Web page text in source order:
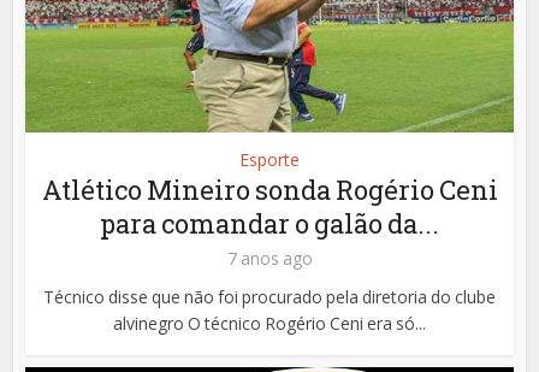
Esporte
Atlético Mineiro sonda Rogério Ceni
para comandar o galão da...
7 anos ago
Técnico disse que não foi procurado pela diretoria do clube
alvinegro O técnico Rogério Ceni era só...